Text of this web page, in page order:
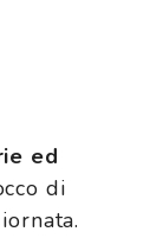
ed
di